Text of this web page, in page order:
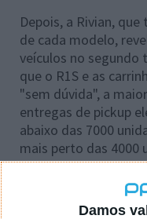
Damos
Depois, a Rivian,
de cada modelo,
veículos no segundo
que o R1S e as
"sem dúvida", a
entregas de pickup
abaixo das 7000
mais perto das 4000
Se estas contas
pode ter-se tornado